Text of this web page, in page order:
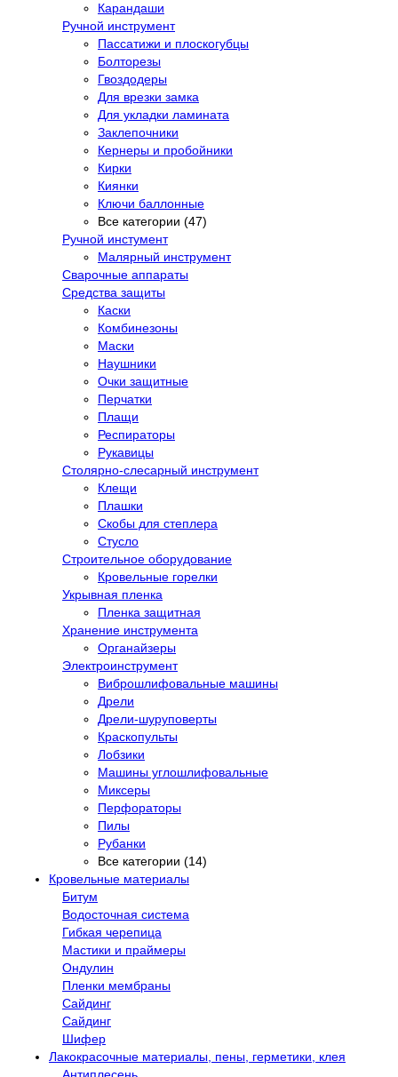
Карандаши
Ручной инструмент
Пассатижи и плоскогубцы
Болторезы
Гвоздодеры
Для врезки замка
Для укладки ламината
Заклепочники
Кернеры и пробойники
Кирки
Киянки
Ключи баллонные
Все категории (47)
Ручной инстумент
Малярный инструмент
Сварочные аппараты
Средства защиты
Каски
Комбинезоны
Маски
Наушники
Очки защитные
Перчатки
Плащи
Респираторы
Рукавицы
Столярно-слесарный инструмент
Клещи
Плашки
Скобы для степлера
Стусло
Строительное оборудование
Кровельные горелки
Укрывная пленка
Пленка защитная
Хранение инструмента
Органайзеры
Электроинструмент
Виброшлифовальные машины
Дрели
Дрели-шуруповерты
Краскопульты
Лобзики
Машины углошлифовальные
Миксеры
Перфораторы
Пилы
Рубанки
Все категории (14)
Кровельные материалы
Битум
Водосточная система
Гибкая черепица
Мастики и праймеры
Ондулин
Пленки мембраны
Сайдинг
Сайдинг
Шифер
Лакокрасочные материалы, пены, герметики, клея